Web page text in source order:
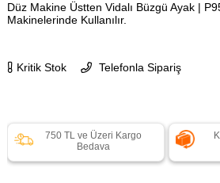
Düz Makine Üstten Vidalı Büzgü Ayak |
Makinelerinde Kullanılır.
Kritik Stok Telefonla Sipariş
750 TL ve Üzeri Kargo
Bedava